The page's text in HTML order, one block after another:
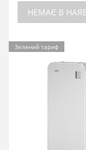
НЕМАЄ В
Зелений тариф